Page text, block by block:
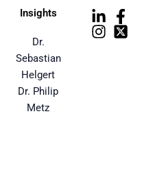
Insights
Dr.
Sebastian
Helgert
Dr. Philip
Metz